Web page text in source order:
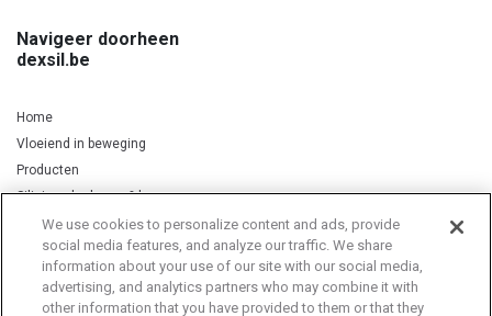
Navigeer doorheen
dexsil.be
Home
Vloeiend in beweging
Producten
Silicium, kurkuma & koper
Privacy Notice Cookie Statement Cookie List
We use cookies to personalize content and ads, provide
social media features, and analyze our traffic. We share
information about your use of our site with our social media,
advertising, and analytics partners who may combine it with
other information that you have provided to them or that they